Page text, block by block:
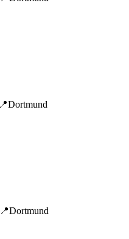
📍Dortmund
📍Dortmund